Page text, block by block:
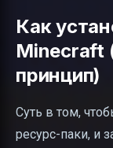
Как
Minecraft
принцип)
Суть в том,
ресурс-паки, и